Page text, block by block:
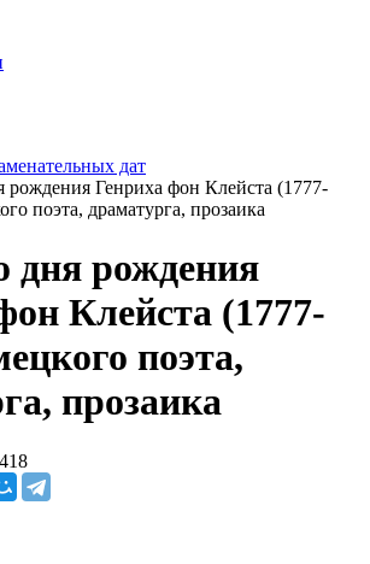
дат
рождения Генриха фон Клейста (1777-
поэта, драматурга, прозаика
дня рождения
Клейста (1777-
поэта,
прозаика